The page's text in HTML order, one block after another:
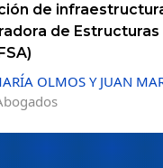
de
de Estructuras
OLMOS Y JUAN